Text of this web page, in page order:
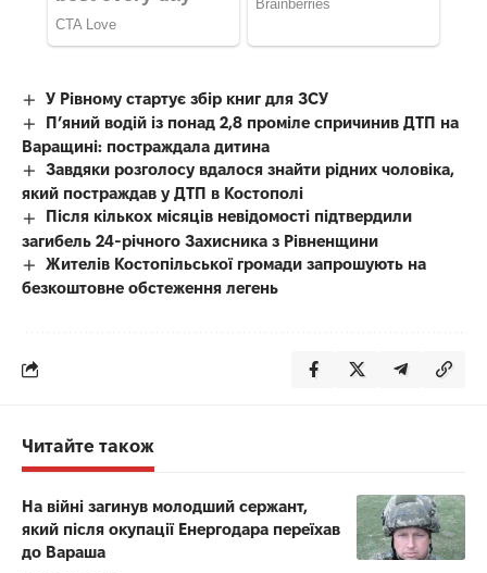
У Рівному стартує збір книг для ЗСУ
П’яний водій із понад 2,8 проміле спричинив ДТП на
Варащині: постраждала дитина
Завдяки розголосу вдалося знайти рідних чоловіка,
який постраждав у ДТП в Костополі
Після кількох місяців невідомості підтвердили
загибель 24-річного Захисника з Рівненщини
Жителів Костопільської громади запрошують на
безкоштовне обстеження легень
Читайте також
На війні загинув молодший сержант,
який після окупації Енергодара переїхав
до Вараша